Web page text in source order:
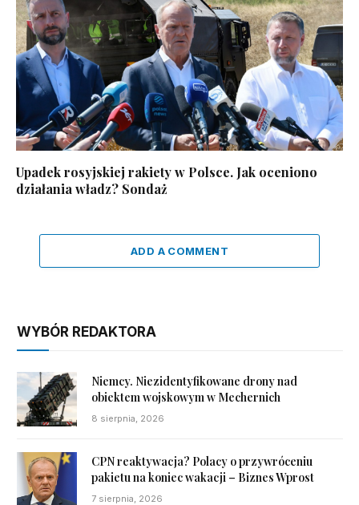
Upadek rosyjskiej rakiety w Polsce. Jak oceniono
działania władz? Sondaż
ADD A COMMENT
WYBÓR REDAKTORA
Niemcy. Niezidentyfikowane drony nad
obiektem wojskowym w Mechernich
8 sierpnia, 2026
CPN reaktywacja? Polacy o przywróceniu
pakietu na koniec wakacji – Biznes Wprost
7 sierpnia, 2026